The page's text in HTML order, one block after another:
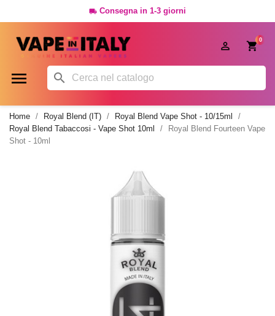
 Consegna in 1-3 giorni
0

 
Home Royal Blend (IT)
Royal Blend Vape Shot - 10/15ml
Royal Blend Tabaccosi - Vape Shot 10ml
Royal Blend Fourteen Vape
Shot - 10ml